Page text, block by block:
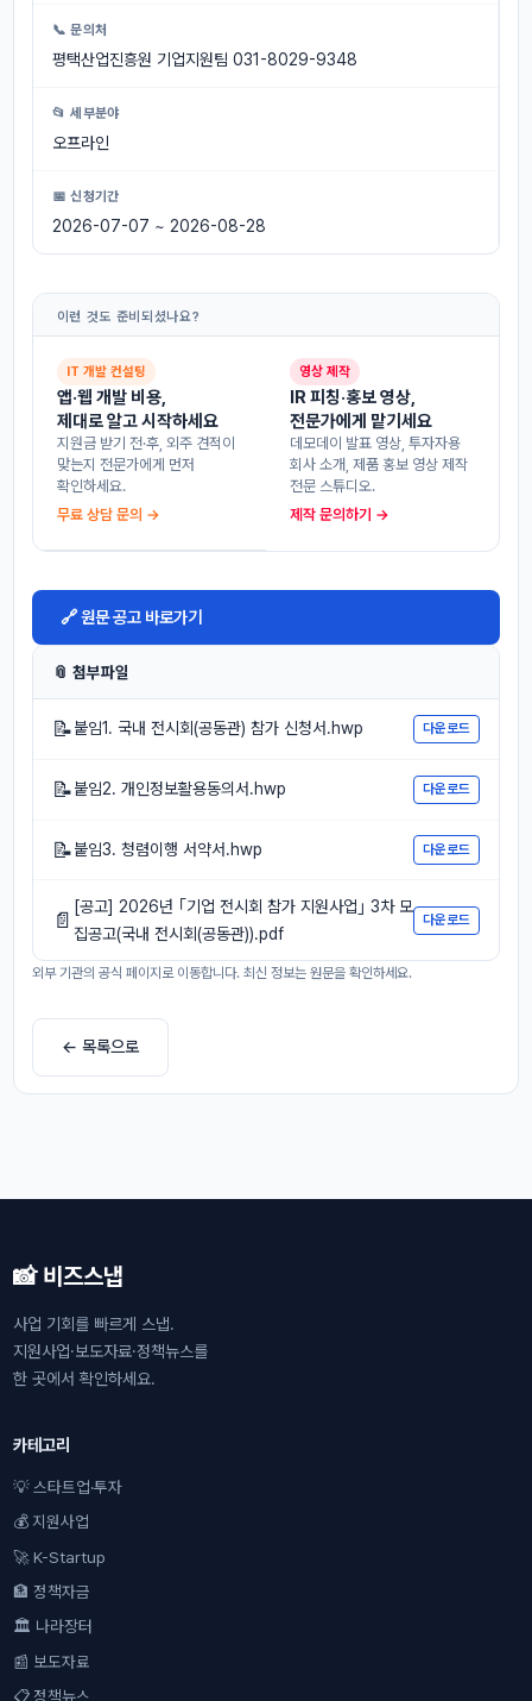
📞 문의처
평택산업진흥원 기업지원팀 031-8029-9348
📂 세부분야
오프라인
📅 신청기간
2026-07-07 ~ 2026-08-28
이런 것도 준비되셨나요?
IT 개발 컨설팅
앱·웹 개발 비용,
제대로 알고 시작하세요
지원금 받기 전·후, 외주 견적이
맞는지 전문가에게 먼저
확인하세요.
무료 상담 문의 →
영상 제작
IR 피칭·홍보 영상,
전문가에게 맡기세요
데모데이 발표 영상, 투자자용
회사 소개, 제품 홍보 영상 제작
전문 스튜디오.
제작 문의하기 →
🔗 원문 공고 바로가기
📎 첨부파일
📝붙임1. 국내 전시회(공동관) 참가 신청서.hwp 다운로드
📝붙임2. 개인정보활용동의서.hwp 다운로드
📝붙임3. 청렴이행 서약서.hwp 다운로드
📄
[공고] 2026년 ｢기업 전시회 참가 지원사업｣ 3차 모
집공고(국내 전시회(공동관)).pdf
다운로드
외부 기관의 공식 페이지로 이동합니다. 최신 정보는 원문을 확인하세요.
← 목록으로
📸 비즈스냅
사업 기회를 빠르게 스냅.
지원사업·보도자료·정책뉴스를
한 곳에서 확인하세요.
카테고리
💡 스타트업·투자
💰 지원사업
🚀 K-Startup
🏦 정책자금
🏛 나라장터
📰 보도자료
📋 정책뉴스